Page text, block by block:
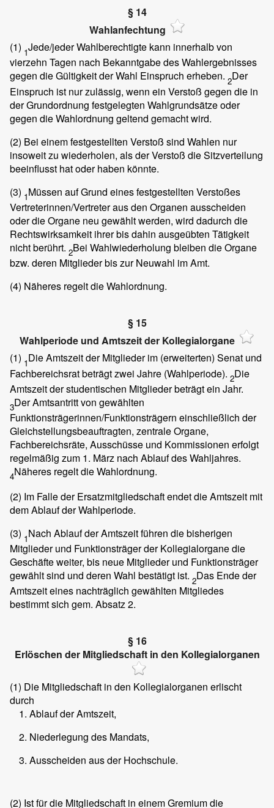
§ 14
Wahlanfechtung
(1) 1Jede/jeder Wahlberechtigte kann innerhalb von
vierzehn Tagen nach Bekanntgabe des Wahlergebnisses
gegen die Gültigkeit der Wahl Einspruch erheben. 2Der
Einspruch ist nur zulässig, wenn ein Verstoß gegen die in
der Grundordnung festgelegten Wahlgrundsätze oder
gegen die Wahlordnung geltend gemacht wird.
(2) Bei einem festgestellten Verstoß sind Wahlen nur
insoweit zu wiederholen, als der Verstoß die Sitzverteilung
beeinflusst hat oder haben könnte.
(3) 1Müssen auf Grund eines festgestellten Verstoßes
Vertreterinnen/Vertreter aus den Organen ausscheiden
oder die Organe neu gewählt werden, wird dadurch die
Rechtswirksamkeit ihrer bis dahin ausgeübten Tätigkeit
nicht berührt. 2Bei Wahlwiederholung bleiben die Organe
bzw. deren Mitglieder bis zur Neuwahl im Amt.
(4) Näheres regelt die Wahlordnung.
§ 15
Wahlperiode und Amtszeit der Kollegialorgane
(1) 1Die Amtszeit der Mitglieder im (erweiterten) Senat und
Fachbereichsrat beträgt zwei Jahre (Wahlperiode). 2Die
Amtszeit der studentischen Mitglieder beträgt ein Jahr.
3Der Amtsantritt von gewählten
Funktionsträgerinnen/Funktionsträgern einschließlich der
Gleichstellungsbeauftragten, zentrale Organe,
Fachbereichsräte, Ausschüsse und Kommissionen erfolgt
regelmäßig zum 1. März nach Ablauf des Wahljahres.
4Näheres regelt die Wahlordnung.
(2) Im Falle der Ersatzmitgliedschaft endet die Amtszeit mit
dem Ablauf der Wahlperiode.
(3) 1Nach Ablauf der Amtszeit führen die bisherigen
Mitglieder und Funktionsträger der Kollegialorgane die
Geschäfte weiter, bis neue Mitglieder und Funktionsträger
gewählt sind und deren Wahl bestätigt ist. 2Das Ende der
Amtszeit eines nachträglich gewählten Mitgliedes
bestimmt sich gem. Absatz 2.
§ 16
Erlöschen der Mitgliedschaft in den Kollegialorganen
(1) Die Mitgliedschaft in den Kollegialorganen erlischt
durch
Ablauf der Amtszeit,
Niederlegung des Mandats,
Ausscheiden aus der Hochschule.
(2) Ist für die Mitgliedschaft in einem Gremium die